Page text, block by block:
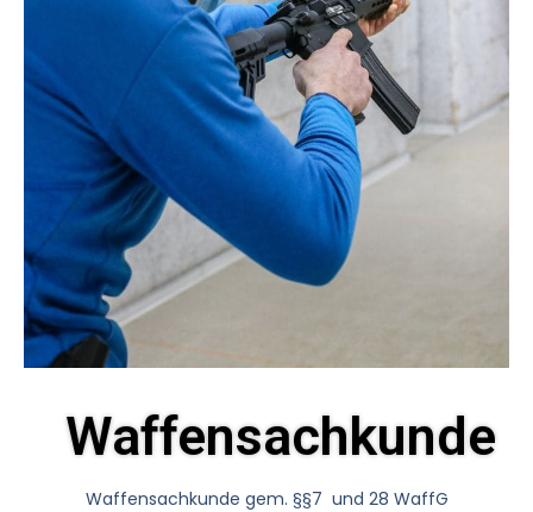
Waffensachkunde
Waffensachkunde gem. §§7 und 28 WaffG